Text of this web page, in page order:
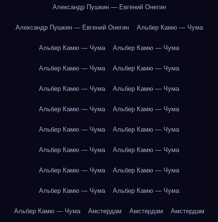
Александр Пушкин — Евгений Онегин
Александр Пушкин — Евгений Онегин Альбер Камю — Чума
Альбер Камю — Чума Альбер Камю — Чума
Альбер Камю — Чума Альбер Камю — Чума
Альбер Камю — Чума Альбер Камю — Чума
Альбер Камю — Чума Альбер Камю — Чума
Альбер Камю — Чума Альбер Камю — Чума
Альбер Камю — Чума Альбер Камю — Чума
Альбер Камю — Чума Альбер Камю — Чума
Альбер Камю — Чума Альбер Камю — Чума
Альбер Камю — Чума Амстердам Амстердам Амстердам